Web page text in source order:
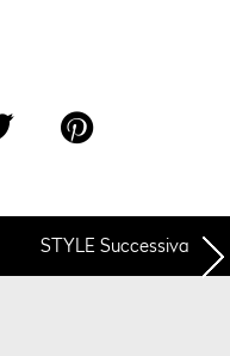
STYLE Successiva